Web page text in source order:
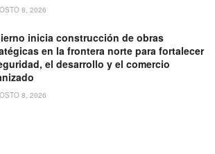
8, 2026
inicia construcción de obras
en la frontera norte para fortalecer
el desarrollo y el comercio
8, 2026